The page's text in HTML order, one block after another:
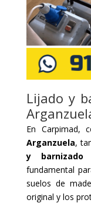
Lijado y
En Carpimad,
Arganzuela,
y barnizado
fundamental
suelos de
original y los